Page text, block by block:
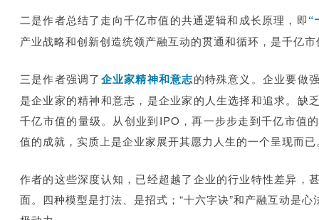
二是作者总结了走向千亿市值的共通逻辑和成长原理，即“
产业战略和创新创造统领产融互动的贯通和循环，是千亿
三是作者强调了企业家精神和意志的特殊意义。企业要做
是企业家的精神和意志，是企业家的人生选择和追求。缺
千亿市值的量级。从创业到IPO，再一步步走到千亿市值
值的成就，实质上是企业家展开其愿力人生的一个呈现而已
作者的这些深度认知，已经超越了企业的行业特性差异，
面。四种模型是打法、是招式；“十六字诀”和产融互动是